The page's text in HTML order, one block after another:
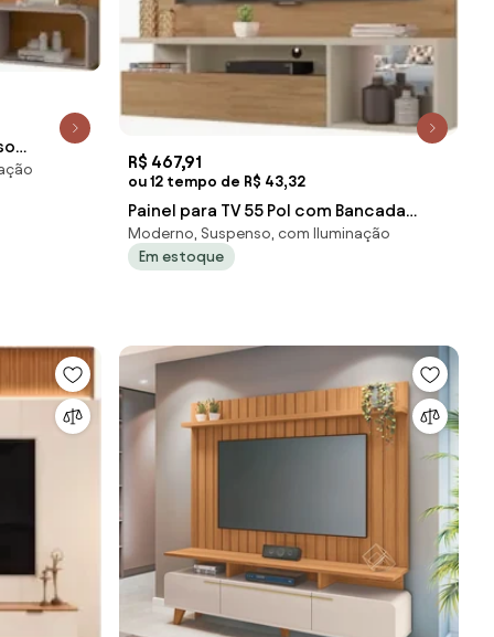
Off
R$ 467,91
ou 12 tempo de R$ 43,32
Painel para TV 55 Pol com Bancada
Suspensa 136cm Brasil Buriti/Off Whi
Moderno, Suspenso, com Iluminação
Em estoque